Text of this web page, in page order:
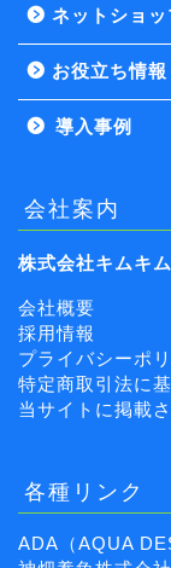
ネットショッ
お役立ち情報
導入事例
会社案内
株式会社キムキ
会社概要
採用情報
プライバシーポ
特定商取引法に
当サイトに掲載
各種リンク
ADA（AQUA